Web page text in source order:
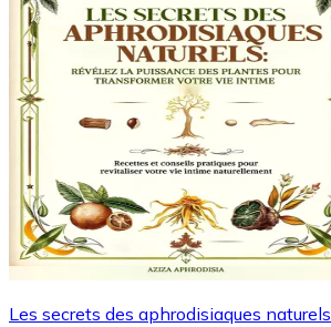
Les secrets des aphrodisiaques naturels